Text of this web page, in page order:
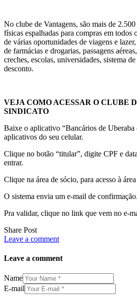
No clube de Vantagens, são mais de
físicas espalhadas para compras em
de várias oportunidades de viagens e
de farmácias e drogarias, passagens
creches, escolas, universidades, sistema
desconto.
VEJA COMO ACESSAR O CLUBE
SINDICATO
Baixe o aplicativo “Bancários de Uberaba
aplicativos do seu celular.
Clique no botão “titular”, digite CPF e
entrar.
Clique na área de sócio, para acesso à
O sistema envia um e-mail de confirmação.
Pra validar, clique no link que vem no e-
Share Post
Leave a comment
Leave a comment
Name
E-mail